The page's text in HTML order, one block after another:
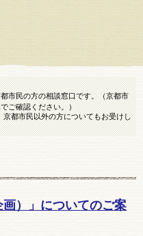
市民の方の相談窓口です。（京都市
ご確認ください。）
都市民以外の方についてもお受けし
画）」についてのご案